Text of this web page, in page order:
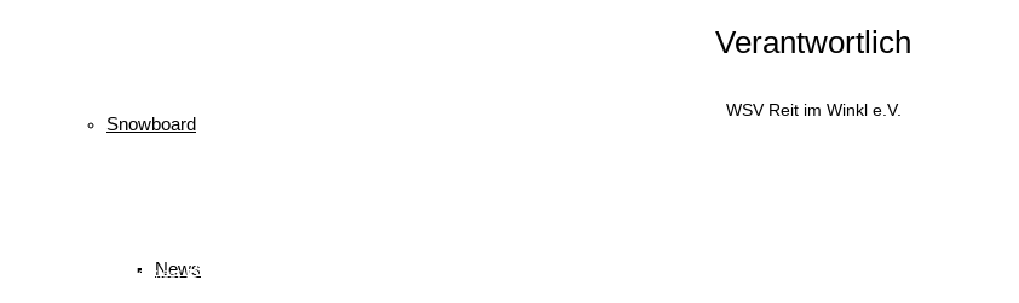
Snowboard
News
Verantwortlich
WSV Reit im Winkl e.V.
Athletiktest Bayerischer Schülercup